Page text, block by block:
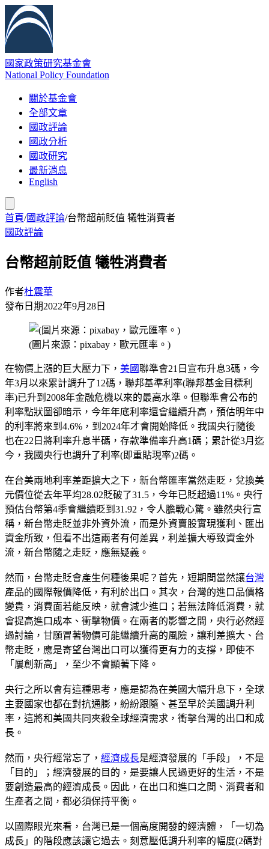
國家政策研究基金會
National Policy Foundation
關於基金會
全部文章
國政評論
國政分析
國政研究
最新消息
English
首頁/國政評論/台幣超前貶值 犧牲消費者
國政評論
台幣超前貶值 犧牲消費者
作者杜震華
發布日期2022年9月28日
(圖片來源：pixabay，歐元匯率。)
在物價上漲的巨大壓力下， 美國聯準會21日宣布升息3碼，今
年3月以來累計調升了12碼，聯邦基準利率(聯邦基金目標利
率)已升到2008年金融危機以來的最高水準。但聯準會公布的
利率點狀圖卻暗示，今年年底利率還會繼續升高，預估明年中
的利率將來到4.6%，到2024年才會開始降低。我國央行隨後
也在22日將利率升息半碼，存款準備率升高1碼；累計從3月迄
今，我國央行也調升了利率(即重貼現率)2碼。
在台美兩地利率差距擴大之下，新台幣匯率當然走貶，兌換美
元價位從去年平均28.02貶破了31.5，今年已貶超過11%。央行
預估台幣第4季會繼續貶到31.92，令人膽戰心驚。雖然央行宣
稱，新台幣走貶並非外資外流，而是外資賣股實現獲利、匯出
資金所致，但看不出這兩者有何差異，利差擴大導致資金外
流，新台幣隨之走貶，應無疑義。
然而，台幣走貶會產生何種後果呢？首先，短期間當然讓台灣
產品的國際報價降低，有利於出口。其次，台灣的進口品價格
變貴，消費面若能反映，就會減少進口；若無法降低消費，就
會提高進口成本、衝擊物價。在兩者的影響之間，央行必然經
過討論，甘願冒著物價可能繼續升高的風險，讓利差擴大、台
幣走貶，應是寄望台灣出口可以獲得更有力的支撐，即使不
「屢創新高」，至少不會顯著下降。
央行之所以會有這種思考，應是認為在美國大幅升息下，全球
主要國家也都在對抗通膨，紛紛跟隨、甚至早於美國調升利
率，這將和美國共同夾殺全球經濟需求，衝擊台灣的出口和成
長。
然而，央行經常忘了， 經濟成長是經濟發展的「手段」，不是
「目的」；經濟發展的目的，是要讓人民過更好的生活，不是
要創造最高的經濟成長。因此，在出口和進口之間、消費者和
生產者之間，都必須保持平衡。
以國際眼光來看，台灣已是一個高度開發的經濟體，「一切為
成長」的階段應該讓它過去。刻意壓低調升利率的幅度(2碼對